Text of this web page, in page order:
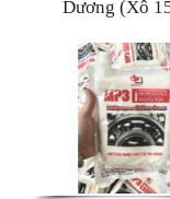
Dương (Xô